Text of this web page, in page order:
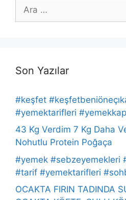
ara
Son Yazılar
#keşfet
#yemektarifleri
43 Kg Verdim 7 Kg Daha
Nohutlu Protein Poğaça
#yemek #sebzeyemekleri
#tarif #yemektarifleri
OCAKTA FIRIN TADINDA